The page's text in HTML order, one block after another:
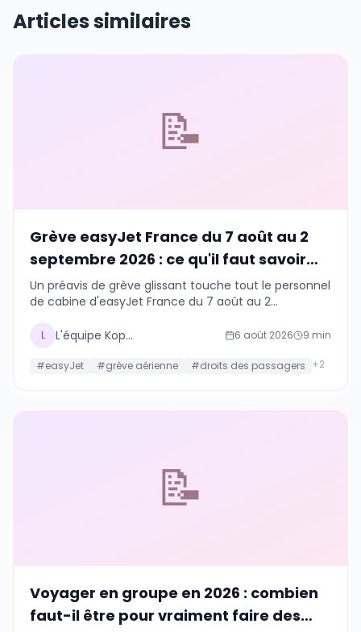
Articles similaires
📝
Grève easyJet France du 7 août au 2
septembre 2026 : ce qu'il faut savoir
avant de voyager
Un préavis de grève glissant touche tout le personnel
de cabine d'easyJet France du 7 août au 2
pourquoi mieux vaut ne pas gérer un imprévu seul
L L'équipe Kopains 6 août 2026 9 min
#easyJet #grève aérienne #droits des passagers +2
📝
Voyager en groupe en 2026 : combien
faut-il être pour vraiment faire des